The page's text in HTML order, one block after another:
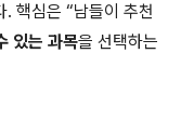
핵심은 “남들이 추천
있는 과목을 선택하는